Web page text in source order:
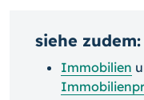
siehe zudem:
Immobilien